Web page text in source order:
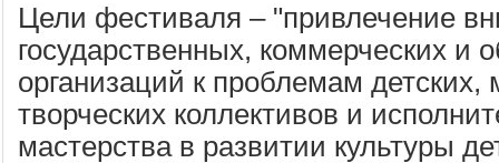
Цели фестиваля – "привлечение
государственных, коммерческих и
организаций к проблемам
творческих коллективов и
мастерства в развитии культуры